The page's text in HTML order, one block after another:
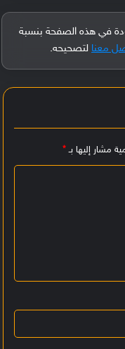
في هذه الصفحة بنسبة
معنا لتصحيحه.
مشار إليها بـ*